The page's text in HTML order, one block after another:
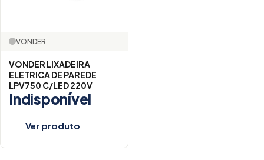
VONDER
VONDER LIXADEIRA
ELETRICA DE PAREDE
LPV750 C/LED 220V
Indisponível
Ver produto